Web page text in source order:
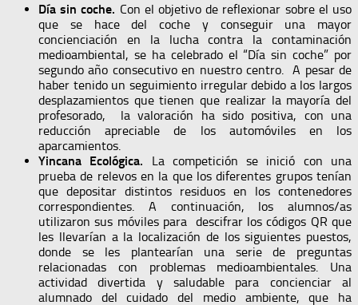
Día sin coche. Con el objetivo de reflexionar sobre el uso
que se hace del coche y conseguir una mayor
concienciación en la lucha contra la contaminación
medioambiental, se ha celebrado el “Día sin coche” por
segundo año consecutivo en nuestro centro. A pesar de
haber tenido un seguimiento irregular debido a los largos
desplazamientos que tienen que realizar la mayoría del
profesorado, la valoración ha sido positiva, con una
reducción apreciable de los automóviles en los
aparcamientos.
Yincana Ecológica. La competición se inició con una
prueba de relevos en la que los diferentes grupos tenían
que depositar distintos residuos en los contenedores
correspondientes. A continuación, los alumnos/as
utilizaron sus móviles para descifrar los códigos QR que
les llevarían a la localización de los siguientes puestos,
donde se les plantearían una serie de preguntas
relacionadas con problemas medioambientales. Una
actividad divertida y saludable para concienciar al
alumnado del cuidado del medio ambiente, que ha